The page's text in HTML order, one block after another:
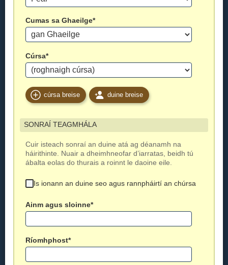
Cumas sa Ghaeilge*
Cúrsa*
cúrsa breise duine breise
SONRAÍ TEAGMHÁLA
Cuir isteach sonraí an duine atá ag déanamh na
háirithinte. Nuair a dheimhneofar d’iarratas, beidh tú
ábalta eolas do thurais a roinnt le daoine eile.
Is ionann an duine seo agus rannpháirtí an chúrsa
Ainm agus sloinne*
Ríomhphost*